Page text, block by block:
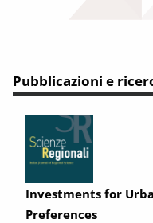
Pubblicazioni e
Investments for
Preferences